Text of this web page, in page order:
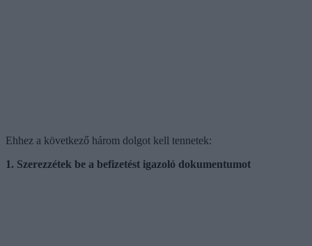
Ehhez a következő három dolgot kell tennetek:
1. Szerezzétek be a befizetést igazoló dokumentumot